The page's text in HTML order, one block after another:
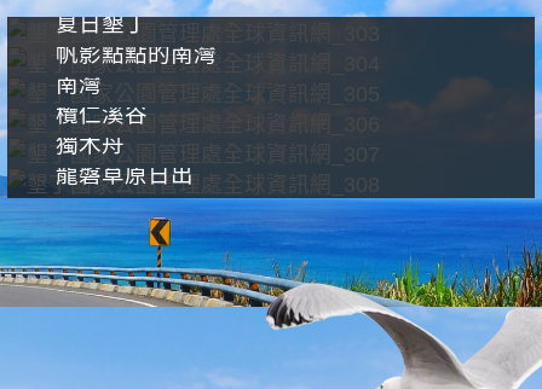
夏日墾丁
帆影點點的南灣
南灣
欖仁溪谷
獨木舟
龍磐草原日出